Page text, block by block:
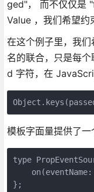
ged"， 而不仅仅是
Value ，我们希望约
在这个例子里，我
名的联合，只是每
d 字符，在
模板字面量提供了一
type
};